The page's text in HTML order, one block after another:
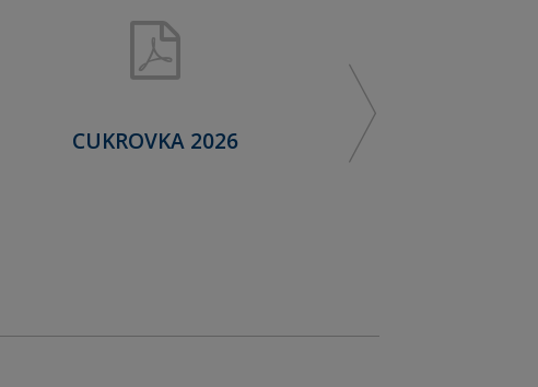
CUKROVKA 2026
OVOCNÉ SADY &
VINNÁ RÉVA 2026